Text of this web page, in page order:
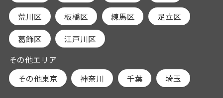
荒川区 板橋区 練馬区 足立区
葛飾区
江戸川区
その他エリア
その他東京
神奈川 千葉 埼玉